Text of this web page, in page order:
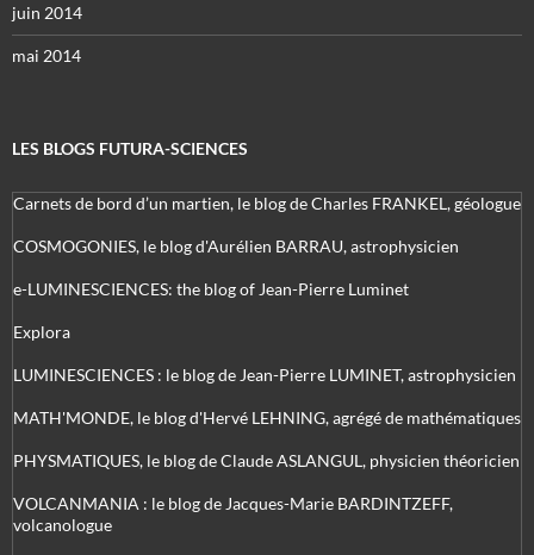
juin 2014
mai 2014
LES BLOGS FUTURA-SCIENCES
Carnets de bord d’un martien, le blog de Charles FRANKEL, géologue
COSMOGONIES, le blog d'Aurélien BARRAU, astrophysicien
e-LUMINESCIENCES: the blog of Jean-Pierre Luminet
Explora
LUMINESCIENCES : le blog de Jean-Pierre LUMINET, astrophysicien
MATH'MONDE, le blog d'Hervé LEHNING, agrégé de mathématiques
PHYSMATIQUES, le blog de Claude ASLANGUL, physicien théoricien
VOLCANMANIA : le blog de Jacques-Marie BARDINTZEFF,
volcanologue